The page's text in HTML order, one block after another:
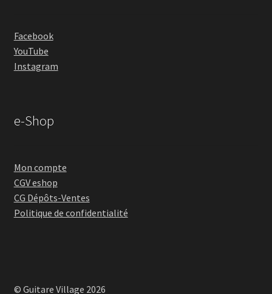
Facebook
YouTube
Instagram
e-Shop
Mon compte
CGV eshop
CG Dépôts-Ventes
Politique de confidentialité
© Guitare Village 2026